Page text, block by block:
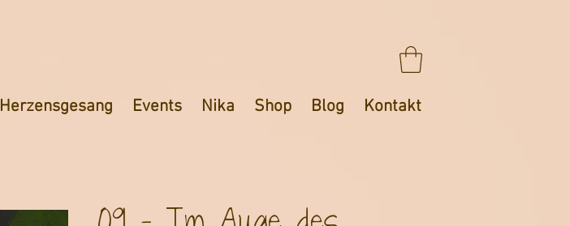
Herzensgesang Events Nika Shop Blog Kontakt